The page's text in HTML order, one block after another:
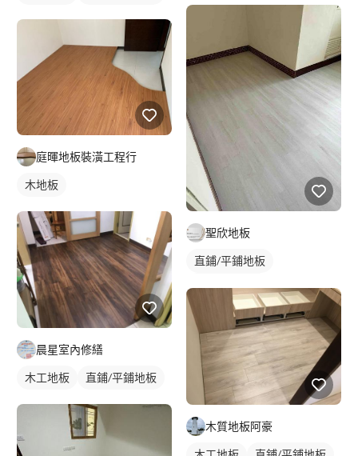
庭暉地板裝潢工程行
木地板
晨星室內修繕
木工地板 直鋪/平鋪地板
聖欣地板
直鋪/平鋪地板
木質地板阿豪